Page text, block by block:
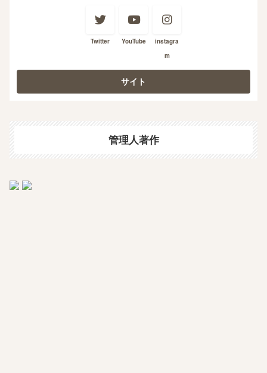
Twitter YouTube
instagra
m
管理人著作